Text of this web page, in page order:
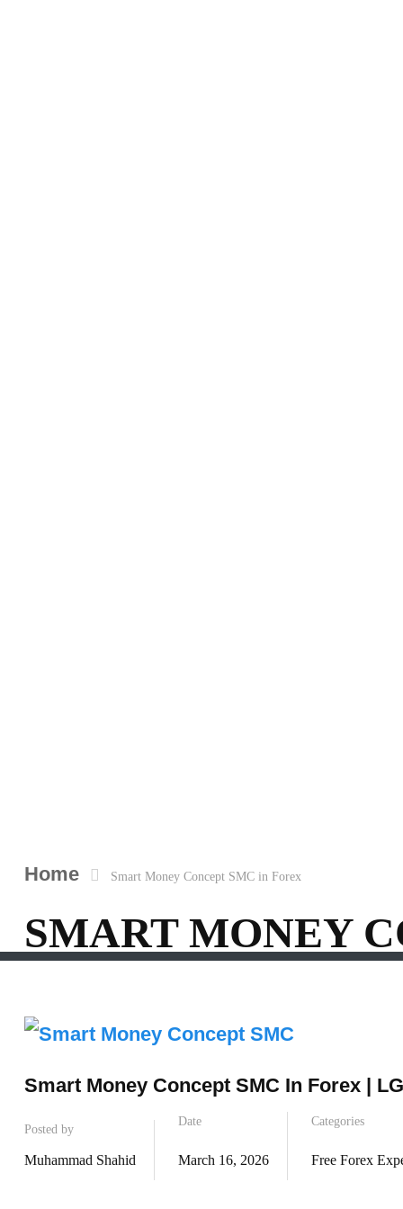
Home Smart Money Concept SMC in Forex
SMART MONEY
Smart Money Concept SMC In Forex |
Posted by
Muhammad Shahid
Date
March 16, 2026
Categories
Free Forex